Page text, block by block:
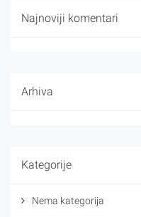
Najnoviji komentari
Arhiva
Kategorije
Nema kategorija